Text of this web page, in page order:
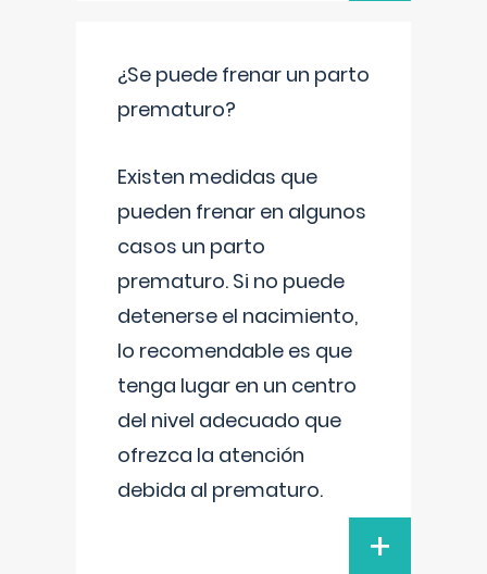
¿Se puede frenar un parto
prematuro?
Existen medidas que
pueden frenar en algunos
casos un parto
prematuro. Si no puede
detenerse el nacimiento,
lo recomendable es que
tenga lugar en un centro
del nivel adecuado que
ofrezca la atención
debida al prematuro.
+